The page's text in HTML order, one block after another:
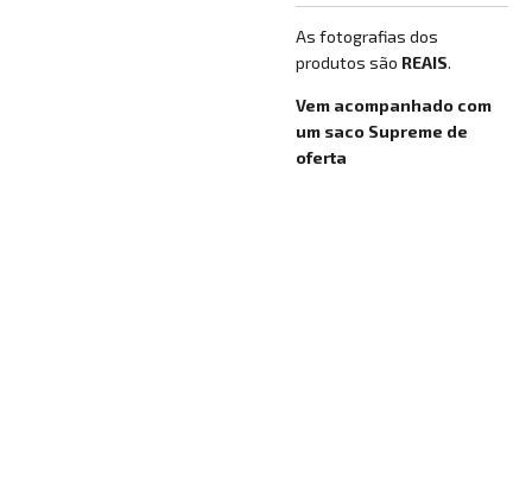
As fotografias dos
produtos são REAIS.
Vem acompanhado com
um saco Supreme de
oferta